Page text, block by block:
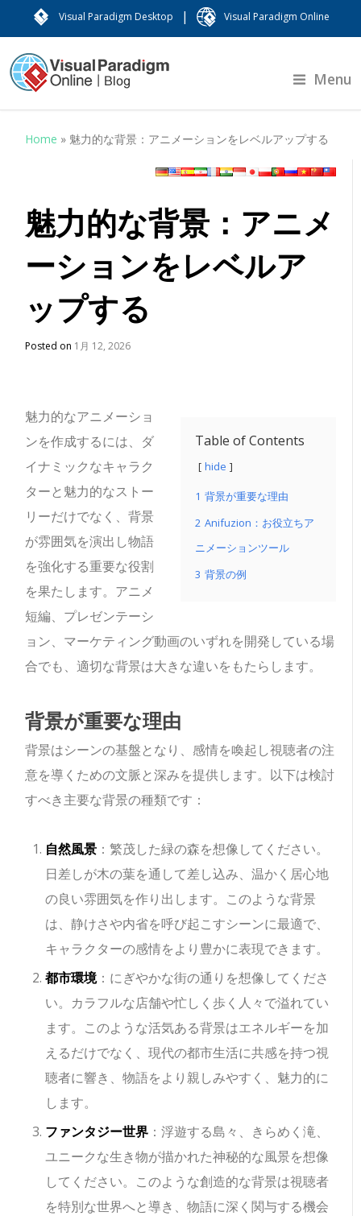
Visual Paradigm Desktop | Visual Paradigm Online
Menu
Home » 魅力的な背景：アニメーションをレベルアップする
魅力的な背景：アニメ
ーションをレベルア
ップする
Posted on 1月 12, 2026
Table of Contents
hide
1 背景が重要な理由
2 Anifuzion：お役立ちア
ニメーションツール
3 背景の例
魅力的なアニメーショ
ンを作成するには、ダ
イナミックなキャラク
ターと魅力的なストー
リーだけでなく、背景
が雰囲気を演出し物語
を強化する重要な役割
を果たします。アニメ
短編、プレゼンテーシ
ョン、マーケティング動画のいずれを開発している場
合でも、適切な背景は大きな違いをもたらします。
背景が重要な理由
背景はシーンの基盤となり、感情を喚起し視聴者の注
意を導くための文脈と深みを提供します。以下は検討
すべき主要な背景の種類です：
自然風景 ：繁茂した緑の森を想像してください。
日差しが木の葉を通して差し込み、温かく居心地
の良い雰囲気を作り出します。このような背景
は、静けさや内省を呼び起こすシーンに最適で、
キャラクターの感情をより豊かに表現できます。
都市環境：にぎやかな街の通りを想像してくださ
い。カラフルな店舗や忙しく歩く人々で溢れてい
ます。このような活気ある背景はエネルギーを加
えるだけでなく、現代の都市生活に共感を持つ視
聴者に響き、物語をより親しみやすく、魅力的に
します。
ファンタジー世界 ：浮遊する島々、きらめく滝、
ユニークな生き物が描かれた神秘的な風景を想像
してください。このような創造的な背景は視聴者
を特別な世界へと導き、物語に深く関与する機会